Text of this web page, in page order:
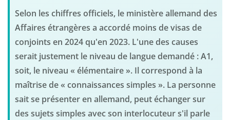
Selon les chiffres officiels, le ministère allemand des
Affaires étrangères a accordé moins de visas de
conjoints en 2024 qu'en 2023. L'une des causes
serait justement le niveau de langue demandé : A1,
soit, le niveau « élémentaire ». Il correspond à la
maîtrise de « connaissances simples ». La personne
sait se présenter en allemand, peut échanger sur
des sujets simples avec son interlocuteur s'il parle